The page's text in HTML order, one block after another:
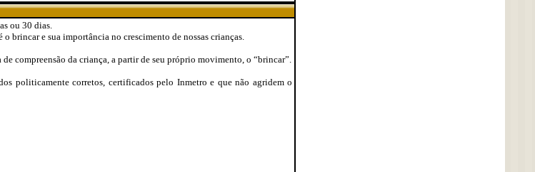
ou 30 dias.
brincar e sua importância no crescimento de nossas crianças.
compreensão da criança, a partir de seu próprio movimento, o “brincar”.
politicamente corretos, certificados pelo Inmetro e que não agridem o